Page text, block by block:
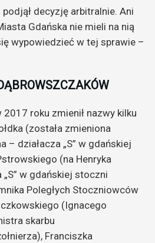
decyzję arbitralnie. Ani
Gdańska nie mieli na nią
wypowiedzieć w tej sprawie –
roku zmienił nazwy kilku
(została zmieniona
– działacza „S” w gdańskiej
(na Henryka
„S” w gdańskiej stoczni
Poległych Stoczniowców
(Ignacego
skarbu
Franciszka